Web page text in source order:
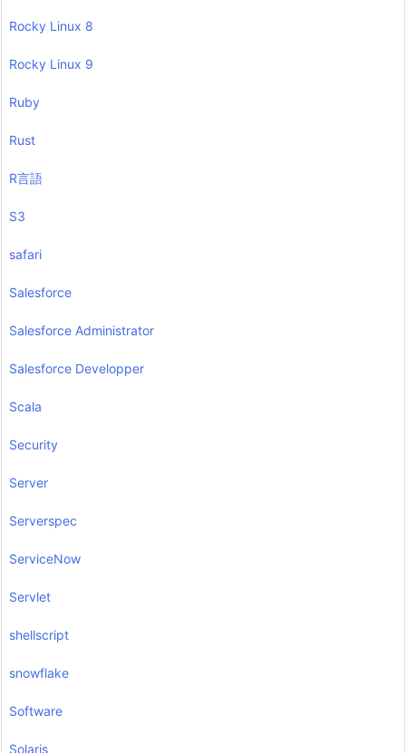
Rocky Linux 8
Rocky Linux 9
Ruby
Rust
R言語
S3
safari
Salesforce
Salesforce Administrator
Salesforce Developper
Scala
Security
Server
Serverspec
ServiceNow
Servlet
shellscript
snowflake
Software
Solaris